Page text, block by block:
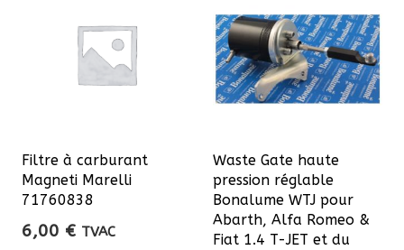
Filtre à carburant
Magneti Marelli
71760838
6,00 € TVAC
Waste Gate haute
pression réglable
Bonalume WTJ pour
Abarth, Alfa Romeo &
Fiat 1.4 T-JET et du